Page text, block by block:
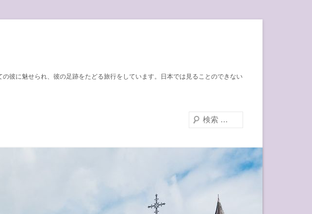
彼に魅せられ、彼の足跡をたどる旅行をしています。日本では見ることのできない
検
索